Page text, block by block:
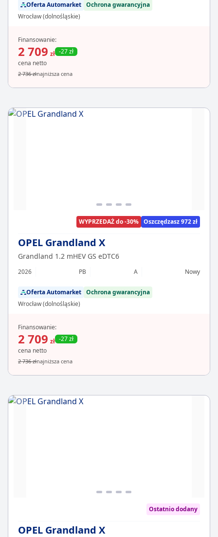
Oferta Automarket Ochrona gwarancyjna
Wrocław (dolnośląskie)
Finansowanie:
2 709 zł -27 zł
cena netto
2 736 złnajniższa cena
WYPRZEDAŻ do -30% Oszczędzasz 972 zł
OPEL Grandland X
Grandland 1.2 mHEV GS eDTC6
2026 PB A Nowy
Oferta Automarket Ochrona gwarancyjna
Wrocław (dolnośląskie)
Finansowanie:
2 709 zł -27 zł
cena netto
2 736 złnajniższa cena
Ostatnio dodany
OPEL Grandland X